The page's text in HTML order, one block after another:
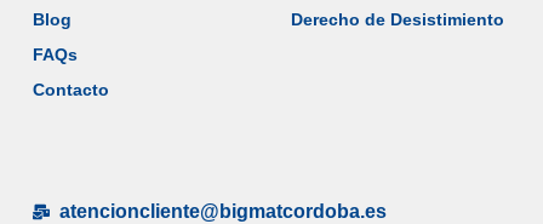
Blog
FAQs
Contacto
Derecho de Desistimiento
atencioncliente@bigmatcordoba.es